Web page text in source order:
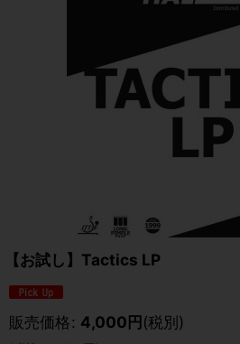
【お試し】Tactics LP
販売価格: 4,000 円 (税別)